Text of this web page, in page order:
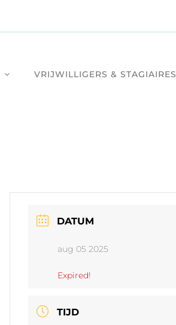
VRIJWILLIGERS & STAGIAIRES
DATUM
aug 05 2025
Expired!
TIJD